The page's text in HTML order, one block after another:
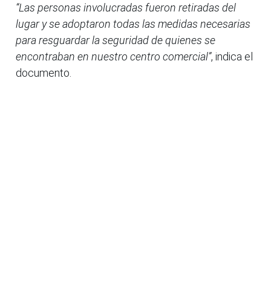
“Las personas involucradas fueron retiradas del
lugar y se adoptaron todas las medidas necesarias
para resguardar la seguridad de quienes se
encontraban en nuestro centro comercial”, indica el
documento.